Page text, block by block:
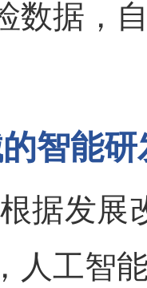
数据，
智能
根据发展
人工智